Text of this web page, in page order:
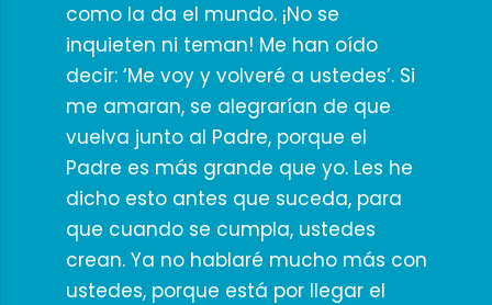
como la da el mundo. ¡No se
inquieten ni teman! Me han oído
decir: ‘Me voy y volveré a ustedes’. Si
me amaran, se alegrarían de que
vuelva junto al Padre, porque el
Padre es más grande que yo. Les he
dicho esto antes que suceda, para
que cuando se cumpla, ustedes
crean. Ya no hablaré mucho más con
ustedes, porque está por llegar el